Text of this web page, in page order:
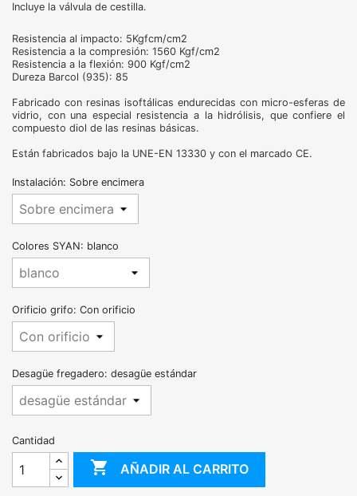
Incluye la válvula de cestilla.
Resistencia al impacto: 5Kgfcm/cm2
Resistencia a la compresión: 1560 Kgf/cm2
Resistencia a la flexión: 900 Kgf/cm2
Dureza Barcol (935): 85
Fabricado con resinas isoftálicas endurecidas con micro-esferas de
vidrio, con una especial resistencia a la hidrólisis, que confiere el
compuesto diol de las resinas básicas.
Están fabricados bajo la UNE-EN 13330 y con el marcado CE.
Instalación: Sobre encimera
Colores SYAN: blanco
Orificio grifo: Con orificio
Desagüe fregadero: desagüe estándar
Cantidad
 AÑADIR AL CARRITO